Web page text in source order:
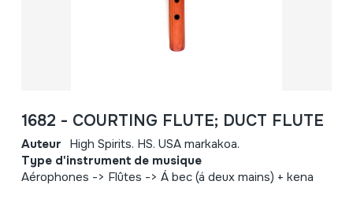
1682 - COURTING FLUTE; DUCT FLUTE
Auteur High Spirits. HS. USA markakoa.
Type d'instrument de musique
Aérophones -> Flûtes -> Á bec (á deux mains) + kena